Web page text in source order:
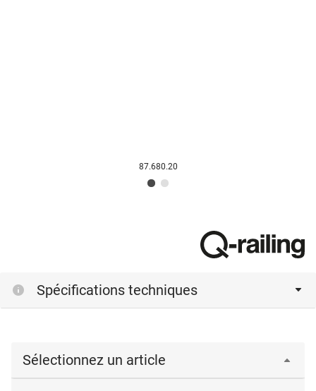
87.680.20
Spécifications techniques
Sélectionnez un article